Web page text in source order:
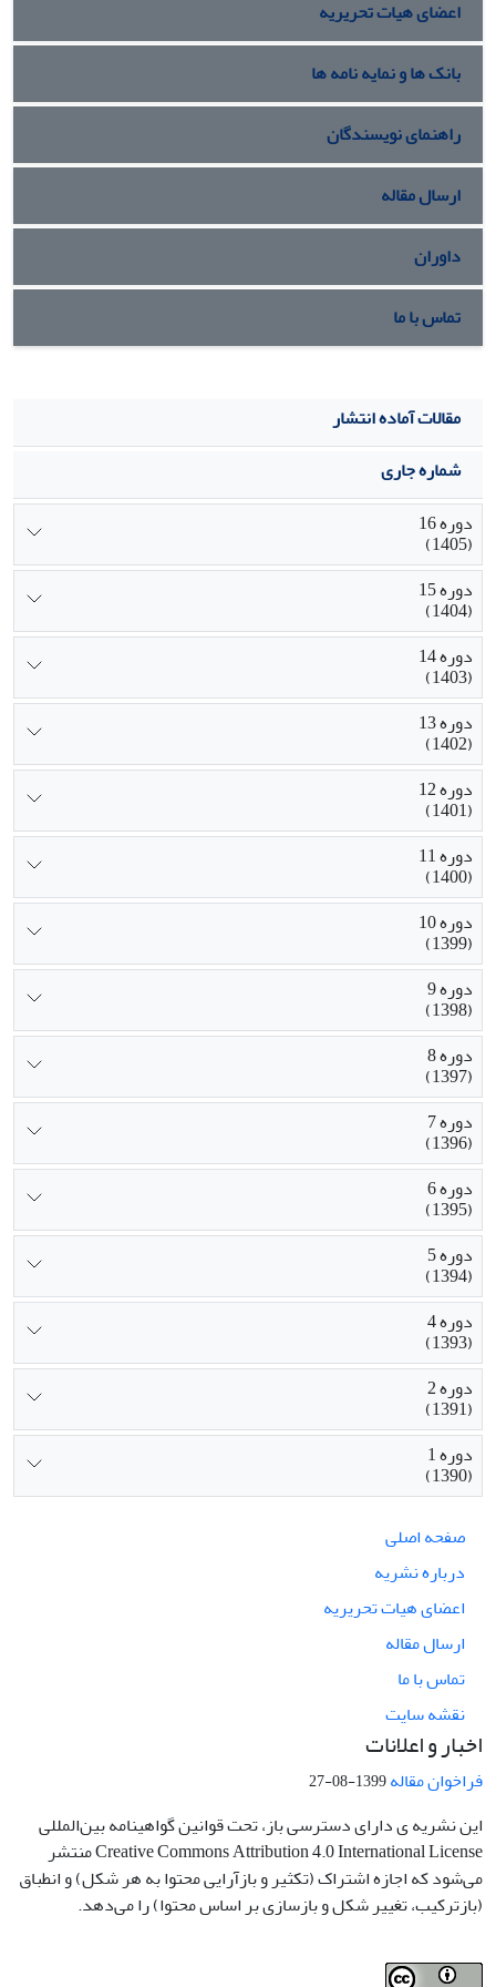
اعضای هیات تحریریه
بانک ها و نمایه نامه ها
راهنمای نویسندگان
ارسال مقاله
داوران
تماس با ما
مقالات آماده انتشار
شماره جاری
دوره 16
(1405)
دوره 15
(1404)
دوره 14
(1403)
دوره 13
(1402)
دوره 12
(1401)
دوره 11
(1400)
دوره 10
(1399)
دوره 9
(1398)
دوره 8
(1397)
دوره 7
(1396)
دوره 6
(1395)
دوره 5
(1394)
دوره 4
(1393)
دوره 2
(1391)
دوره 1
(1390)
صفحه اصلی
درباره نشریه
اعضای هیات تحریریه
ارسال مقاله
تماس با ما
نقشه سایت
اخبار و اعلانات
فراخوان مقاله1399-08-27
این نشریه ی دارای دسترسی باز، تحت قوانین گواهینامه بین‌المللی
Creative Commons Attribution 4.0 International License منتشر
می‌شود که اجازه اشتراک (تکثیر و بازآرایی محتوا به هر شکل) و انطباق
(بازترکیب، تغییر شکل و بازسازی بر اساس محتوا) را می‌دهد.